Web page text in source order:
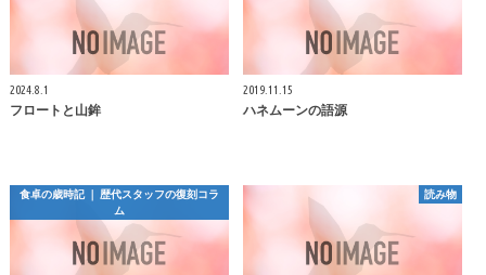
2024.8.1
フロートと山鉾
2019.11.15
ハネムーンの語源
食卓の歳時記 ｜ 歴代スタッフの復刻コラ
ム
読み物